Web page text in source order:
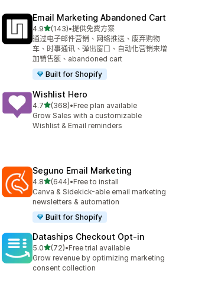
Email Marketing Abandoned Cart
4.9滿分 5 顆星
(143)
共有 143 則評價
•提供免費方案
通过电子邮件营销、网络推送、废弃购物
车、时事通讯、弹出窗口、自动化营销来增
加销售额、abandoned cart
Built for Shopify
Wishlist Hero
4.7滿分 5 顆星
(368)
共有 368 則評價
•Free plan available
Grow Sales with a customizable
Wishlist & Email reminders
Seguno Email Marketing
4.8滿分 5 顆星
(644)
共有 644 則評價
•Free to install
Canva & Sidekick-able email marketing
newsletters & automation
Built for Shopify
Dataships Checkout Opt‑in
5.0滿分 5 顆星
(72)
共有 72 則評價
•Free trial available
Grow revenue by optimizing marketing
consent collection